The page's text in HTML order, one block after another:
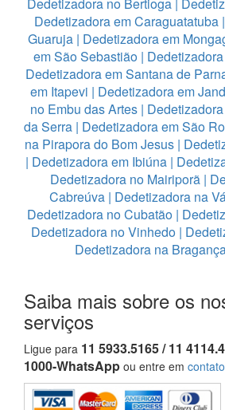
Dedetizadora em Caraguatatuba |
Guaruja| Dedetizadora em
em São Sebastião |
Dedetizadora em Santana de
em Itapevi | Dedetizadora em
no Embu das Artes|
da Serra | Dedetizadora em São
na Pirapora do Bom Jesus |
| Dedetizadora em Ibiúna|
Dedetizadora no Mairiporã|
Cabreúva | Dedetizadora na
Dedetizadora no Cubatão|
Dedetizadora no Vinhedo|
Dedetizadora na
Saiba mais sobre os
serviços
Ligue para 11 5933.5165 / 11
1000-WhatsApp ou entre em